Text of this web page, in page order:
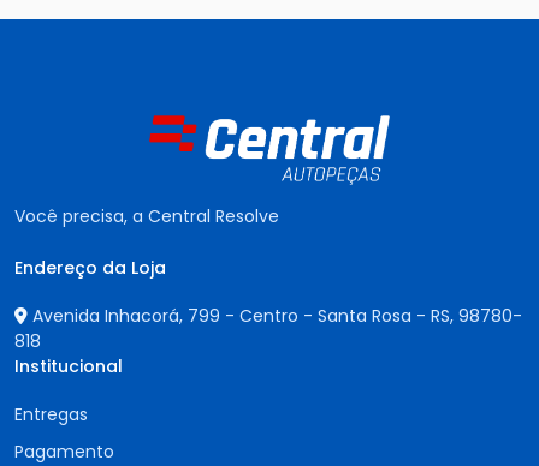
Você precisa, a Central Resolve
Endereço da Loja
Avenida Inhacorá, 799 - Centro - Santa Rosa - RS, 98780-
818
Institucional
Entregas
Pagamento